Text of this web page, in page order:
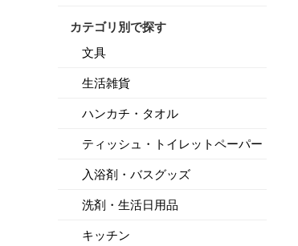
カテゴリ別で探す
文具
生活雑貨
ハンカチ・タオル
ティッシュ・トイレットペーパー
入浴剤・バスグッズ
洗剤・生活日用品
キッチン